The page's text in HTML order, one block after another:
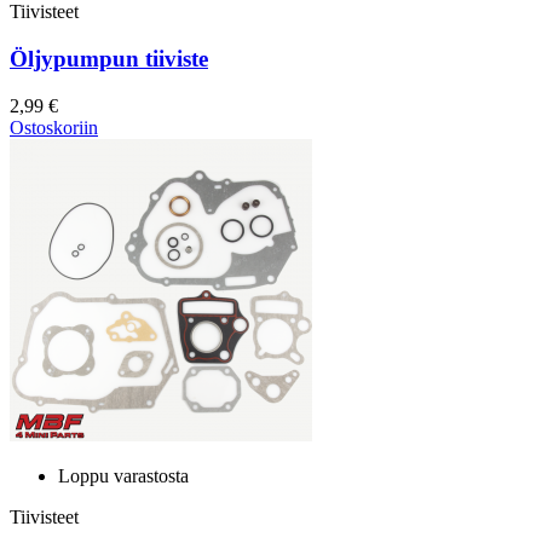
Tiivisteet
Öljypumpun tiiviste
2,99 €
Ostoskoriin
Loppu varastosta
Tiivisteet